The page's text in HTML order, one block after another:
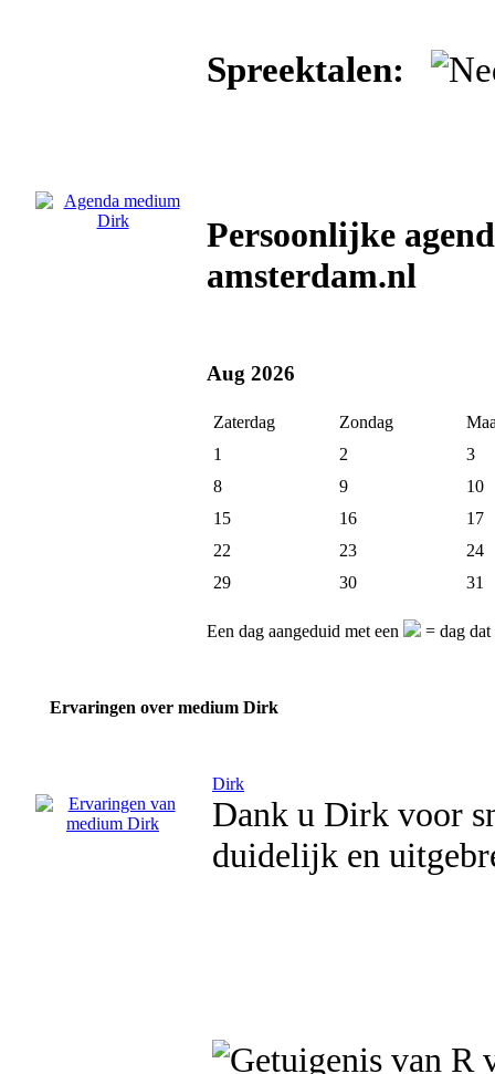
Spreektalen:
Persoonlijke
amsterdam.nl
Aug 2026
Zaterdag Zondag
1
2
3
8
9
10
15
16
17
22
23
24
29
30 31
Een dag aangeduid met een = dag
Ervaringen over medium Dirk
Dirk
Dank u Dirk voor
duidelijk en